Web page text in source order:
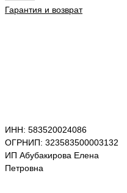
Гарантия и возврат
ИНН: 583520024086
ОГРНИП: 323583500003132
ИП Абубакирова Елена
Петровна